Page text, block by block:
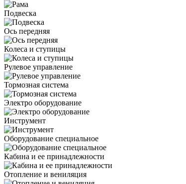
Подвеска
Ось передняя
Колеса и ступицы
Рулевое управление
Тормозная система
Электро оборудование
Инструмент
Оборудование специальное
Кабина и ее принадлежности
Отопление и вениляция